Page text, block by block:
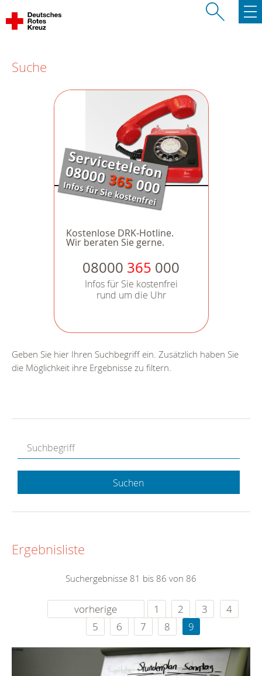
Suche
Kostenlose DRK-Hotline.
Wir beraten Sie gerne.
08000 365 000
Infos für Sie kostenfrei
rund um die Uhr
Geben Sie hier Ihren Suchbegriff ein. Zusätzlich haben Sie
die Möglichkeit ihre Ergebnisse zu filtern.
Suchen
Ergebnisliste
Suchergebnisse 81 bis 86 von 86
vorherige 1 2 3
4
5
6 7 8 9